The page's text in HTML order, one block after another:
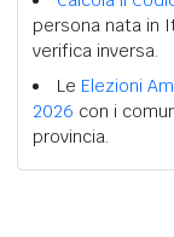
persona nata in
verifica inversa.
Le Elezioni
2026 con i
provincia.